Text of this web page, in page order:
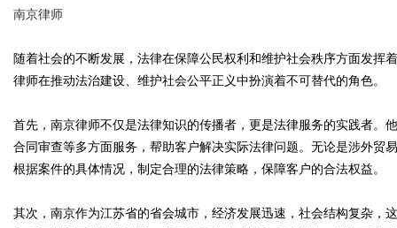
南京律师
随着社会的不断发展，法律在保障公民权利和维护社会秩序方面发挥
律师在推动法治建设、维护社会公平正义中扮演着不可替代的角色。
首先，南京律师不仅是法律知识的传播者，更是法律服务的实践者。
合同审查等多方面服务，帮助客户解决实际法律问题。无论是涉外贸
根据案件的具体情况，制定合理的法律策略，保障客户的合法权益。
其次，南京作为江苏省的省会城市，经济发展迅速，社会结构复杂，